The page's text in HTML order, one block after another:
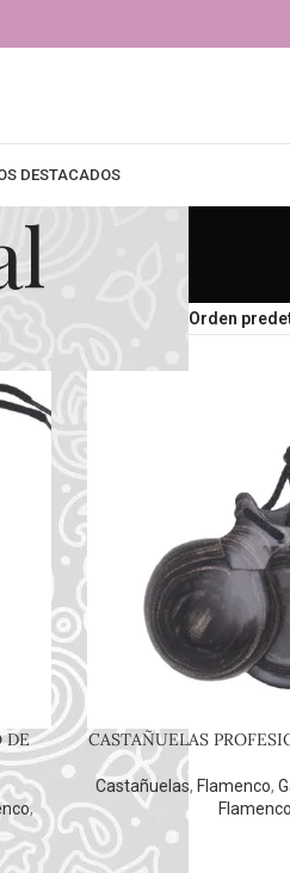
DESTACADOS
12
DE
,
CASTAÑUELAS
Castañuelas, Flamenco,
Flamenco